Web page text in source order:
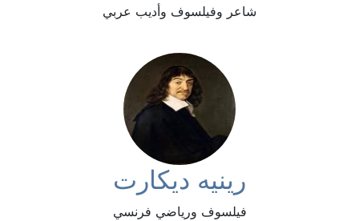
شاعر وفيلسوف وأديب عربي
رينيه ديكارت
فيلسوف ورياضي فرنسي